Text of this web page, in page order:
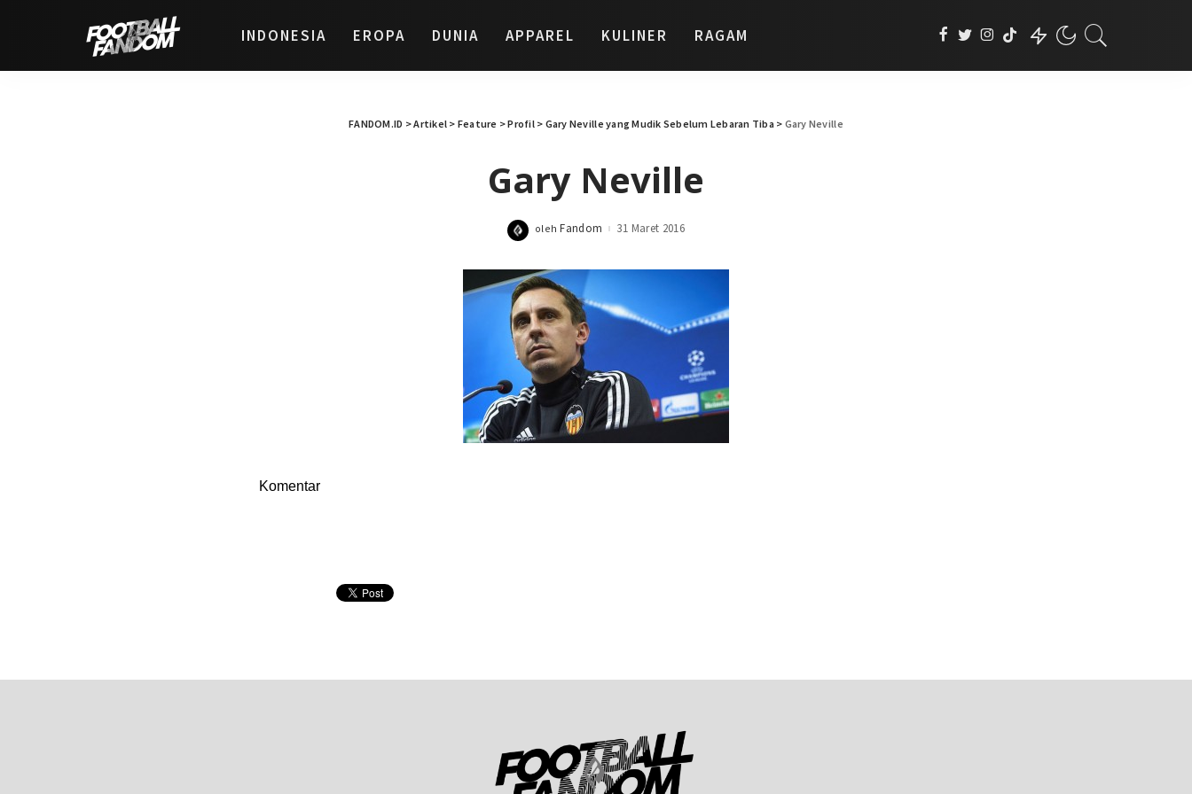
INDONESIA EROPA DUNIA APPAREL KULINER RAGAM
FANDOM.ID >Artikel > Feature >Profil> Gary Neville yang Mudik Sebelum Lebaran Tiba> Gary Neville
Gary Neville
Posted
oleh Fandom 31 Maret 2016
Komentar